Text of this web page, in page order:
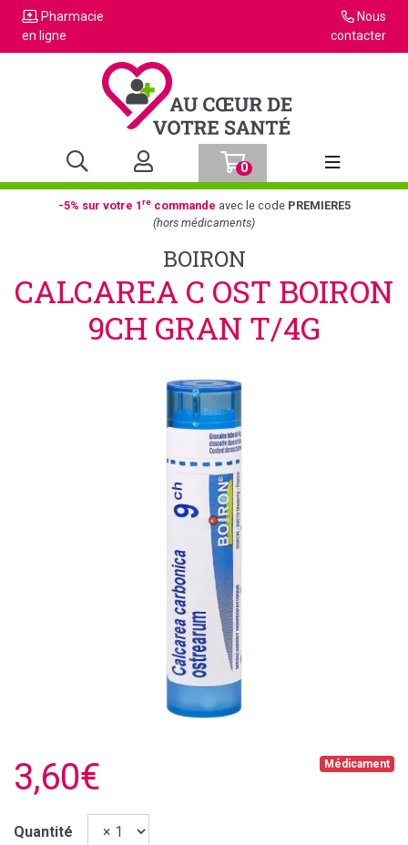
Pharmacie
en ligne
Nous
contacter
0
Afficher la
-5% sur votre 1recommande avec le code PREMIERE5
(hors médicaments)
BOIRON
CALCAREA C OST BOIRON
9CH GRAN T/4G
Médicament
3,60€
Quantité